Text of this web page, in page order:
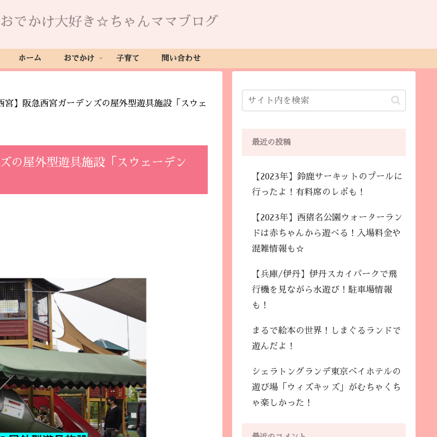
おでかけ大好き☆ちゃんママブログ
ホーム おでかけ 子育て 問い合わせ
宮】阪急西宮ガーデンズの屋外型遊具施設「スウェ
の屋外型遊具施設「スウェーデン
最近の投稿
【2023年】鈴鹿サーキットのプールに
行ったよ！有料席のレポも！
【2023年】西猪名公園ウォーターラン
ドは赤ちゃんから遊べる！入場料金や
混雑情報も☆
【兵庫/伊丹】伊丹スカイパークで飛
行機を見ながら水遊び！駐車場情報
も！
まるで絵本の世界！しまぐるランドで
遊んだよ！
シェラトングランデ東京ベイホテルの
遊び場「ウィズキッズ」がむちゃくち
ゃ楽しかった！